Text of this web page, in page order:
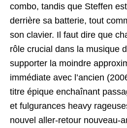
combo, tandis que Steffen
derrière sa batterie, tout
son clavier. Il faut dire que
rôle crucial dans la musique
supporter la moindre
immédiate avec l’ancien
titre épique enchaînant
et fulgurances heavy
nouvel aller-retour nouveau-